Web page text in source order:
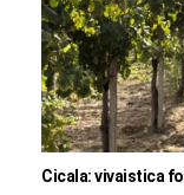
Cicala: vivaistica